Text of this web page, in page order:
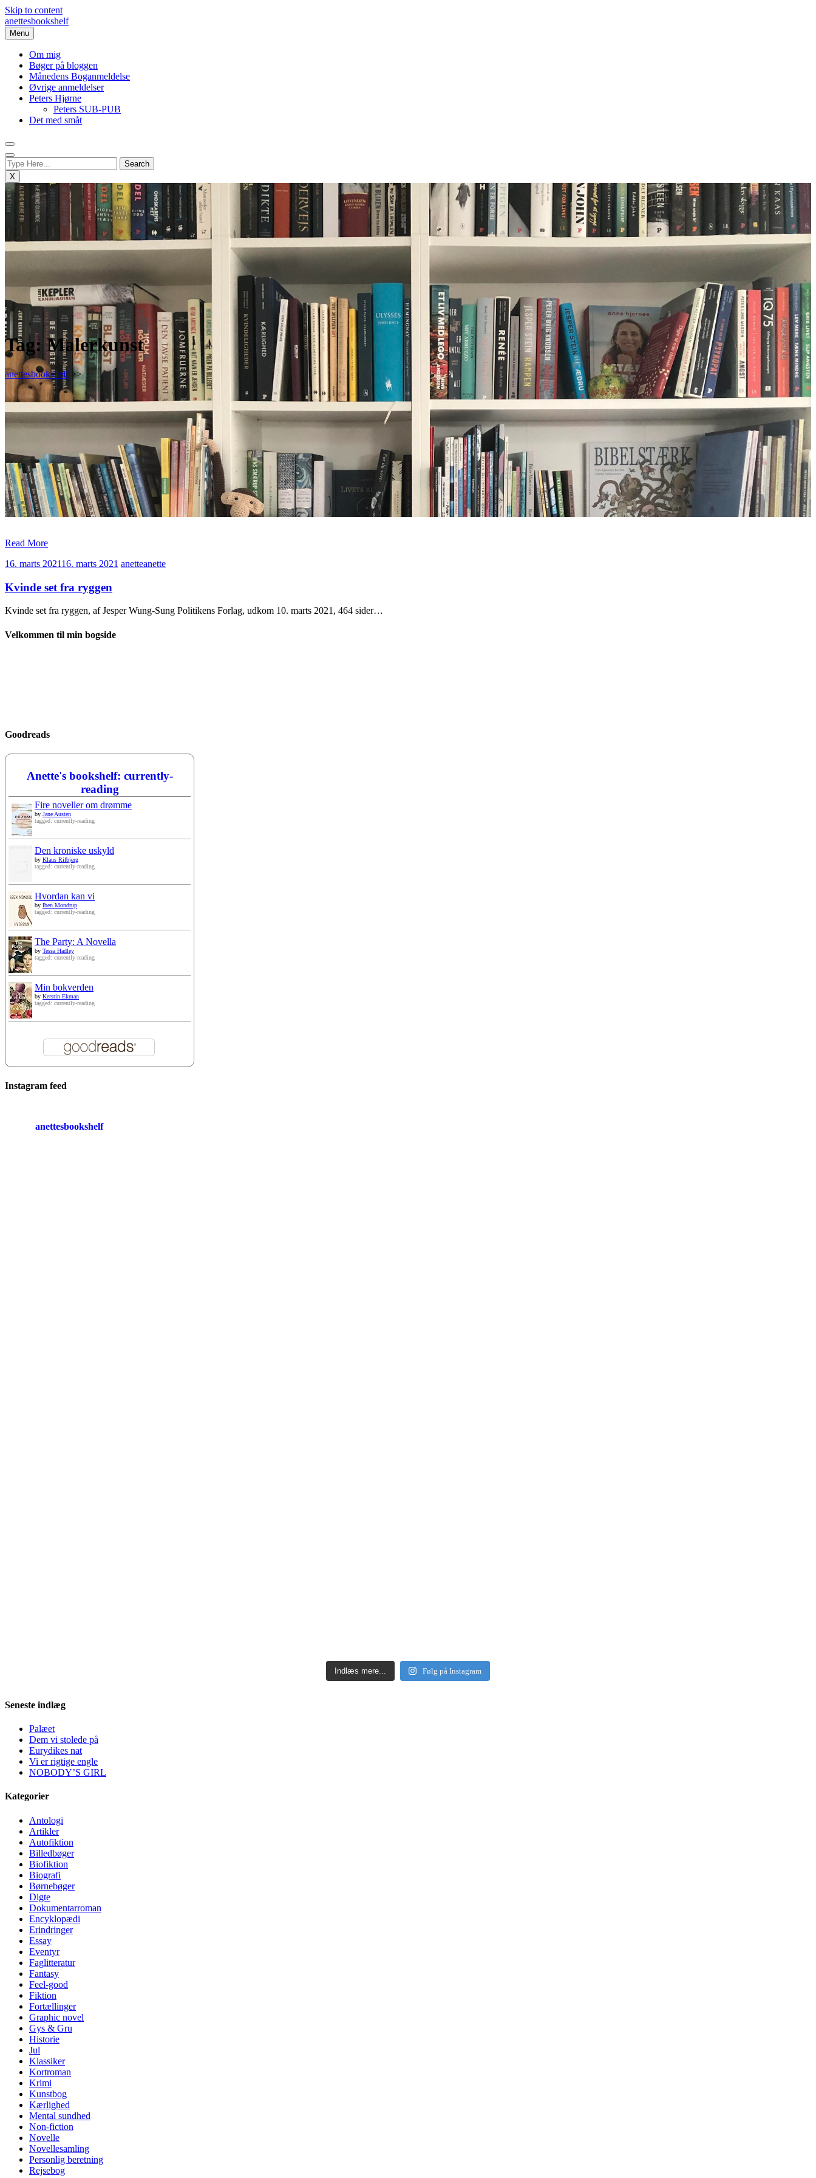
Skip to content
anettesbookshelf
Menu
Om mig
Bøger på bloggen
Månedens Boganmeldelse
Øvrige anmeldelser
Peters Hjørne
Peters SUB-PUB
Det med småt
X
Tag:Malerkunst
anettesbookshelf>>
Read More
16. marts 202116. marts 2021 anetteanette
Kvinde set fra ryggen
Kvinde set fra ryggen, af Jesper Wung-Sung Politikens Forlag, udkom 10. marts 2021, 464 sider…
Velkommen til min bogside
Goodreads
Anette's bookshelf: currently-
reading
Fire noveller om drømme
by Jane Austen
tagged: currently-reading
Den kroniske uskyld
by Klaus Rifbjerg
tagged: currently-reading
Hvordan kan vi
by Iben Mondrup
tagged: currently-reading
The Party: A Novella
by Tessa Hadley
tagged: currently-reading
Min bokverden
by Kerstin Ekman
tagged: currently-reading
Instagram feed
anettesbookshelf
Indlæs mere... Følg på Instagram
Seneste indlæg
Palæet
Dem vi stolede på
Eurydikes nat
Vi er rigtige engle
NOBODY’S GIRL
Kategorier
Antologi
Artikler
Autofiktion
Billedbøger
Biofiktion
Biografi
Børnebøger
Digte
Dokumentarroman
Encyklopædi
Erindringer
Essay
Eventyr
Faglitteratur
Fantasy
Feel-good
Fiktion
Fortællinger
Graphic novel
Gys & Gru
Historie
Jul
Klassiker
Kortroman
Krimi
Kunstbog
Kærlighed
Mental sundhed
Non-fiction
Novelle
Novellesamling
Personlig beretning
Rejsebog